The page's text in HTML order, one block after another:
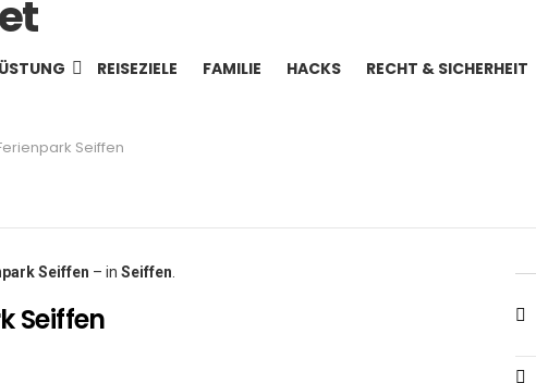
REISEZIELE FAMILIE HACKS RECHT & SICHERHEIT
Seiffen
Seiffen – in Seiffen
Seiffen